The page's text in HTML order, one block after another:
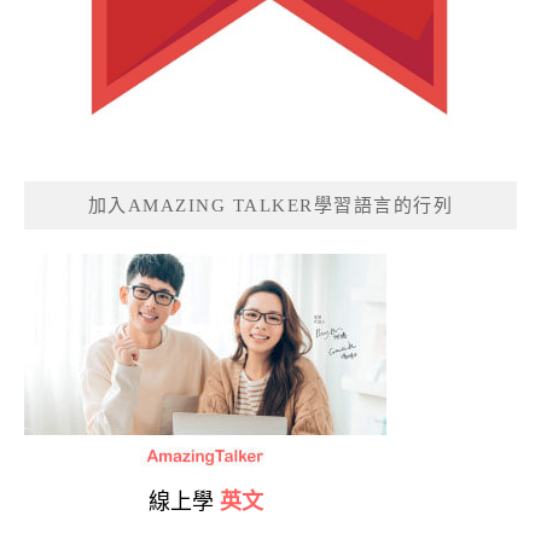
加入AMAZING TALKER學習語言的行列
線上學 英文